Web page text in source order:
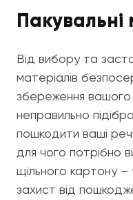
Пакувальні
Від вибору та
матеріалів
збереження вашого
неправильно
пошкодити ваші
для чого потрібно
щільного картону –
захист від